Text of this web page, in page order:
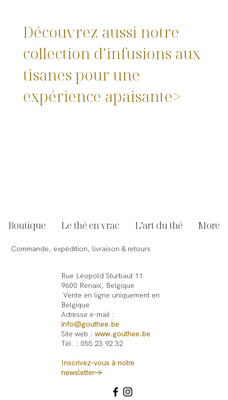
Découvrez aussi notre
collection d’infusions aux
tisanes pour une
expérience apaisante>
Boutique Le thé en vrac L’art du thé More
Commande, expédition, livraison & retours
Rue Léopold Sturbaut 11
9600 Renaix, Belgique
Vente en ligne uniquement en
Belgique
Adresse e-mail :
info@gouthee.be
Site web : www.gouthee.be
Tél. : 055 23 92 32
Inscrivez-vous à notre
newsletter→